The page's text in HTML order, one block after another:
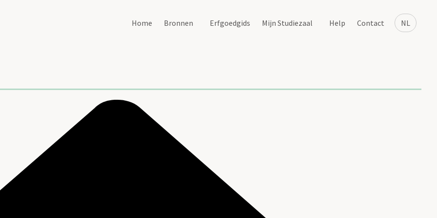
NL
Home Bronnen Erfgoedgids Mijn Studiezaal Help Contact